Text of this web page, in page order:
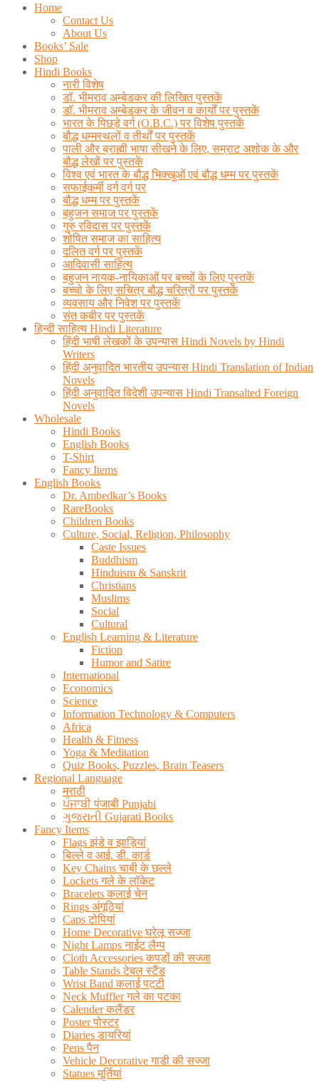
Home
Contact Us
About Us
Books’ Sale
Shop
Hindi Books
नारी विशेष
डॉ. भीमराव अम्बेडकर की लिखित पुस्तकें
डॉ. भीमराव अम्बेडकर के जीवन व कार्यों पर पुस्तकें
भारत के पिछड़े वर्ग (O.B.C.) पर विशेष पुस्तकें
बौद्ध धम्मस्थलों व तीर्थों पर पुस्तकें
पाली और ब्राह्मी भाषा सीखने के लिए, सम्राट अशोक के और
बौद्ध लेखों पर पुस्तकें
विश्व एवं भारत के बौद्ध भिक्खुओं एवं बौद्ध धम्म पर पुस्तकें
सफाईकर्मी वर्ग वर्ग पर
बौद्ध धम्म पर पुस्तकें
बहुजन समाज पर पुस्तकें
गुरु रविदास पर पुस्तकें
शोषित समाज का साहित्य
दलित वर्ग पर पुस्तकें
आदिवासी साहित्य
बहुजन नायक-नायिकाओं पर बच्चों के लिए पुस्तकें
बच्चो के लिए सचित्र बौद्ध चरित्रों पर पुस्तकें
व्यवसाय और निवेश पर पुस्तकें
संत कबीर पर पुस्तकें
हिन्दी साहित्य Hindi Literature
हिंदी भाषी लेखकों के उपन्यास Hindi Novels by Hindi
Writers
हिंदी अनुवादित भारतीय उपन्यास Hindi Translation of Indian
Novels
हिंदी अनुवादित विदेशी उपन्यास Hindi Transalted Foreign
Novels
Wholesale
Hindi Books
English Books
T-Shirt
Fancy Items
English Books
Dr. Ambedkar’s Books
RareBooks
Children Books
Culture, Social, Religion, Philosophy
Caste Issues
Buddhism
Hinduism & Sanskrit
Christians
Muslims
Social
Cultural
English Learning & Literature
Fiction
Humor and Satire
International
Economics
Science
Information Technology & Computers
Africa
Health & Fitness
Yoga & Meditation
Quiz Books, Puzzles, Brain Teasers
Regional Language
मराठी
ਪੰਜਾਬੀ पंजाबी Punjabi
ગુજરાતી Gujarati Books
Fancy Items
Flags झंडे व झाड़ियां
बिल्ले व आई. डी. कार्ड
Key Chains चाबी के छल्ले
Lockets गले के लॉकेट
Bracelets कलाई चेन
Rings अंगूठियां
Caps टोपियां
Home Decorative घरेलू सज्जा
Night Lamps नाईट लैम्प
Cloth Accessories कपड़ों की सज्जा
Table Stands टेबल स्टैंड
Wrist Band कलाई पट्टी
Neck Muffler गले का पटका
Calender कलैंडर
Poster पोस्टर
Diaries डायरियां
Pens पैन
Vehicle Decorative गाडी की सज्जा
Statues मूर्तियां